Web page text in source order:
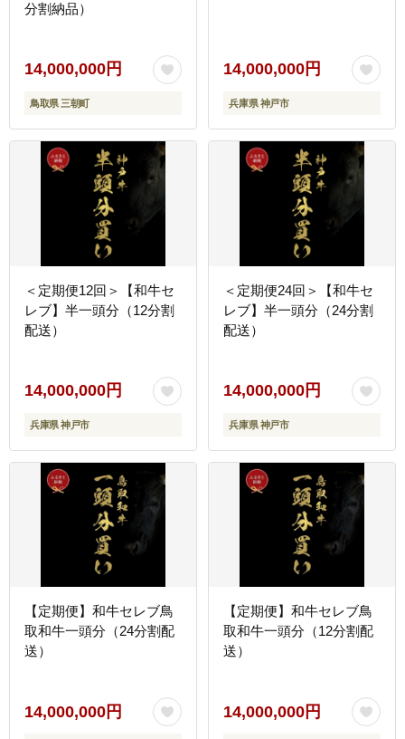
分割納品）
14,000,000円
鳥取県 三朝町
14,000,000円
兵庫県 神戸市
＜定期便12回＞【和牛セ
レブ】半一頭分（12分割
配送）
14,000,000円
兵庫県 神戸市
＜定期便24回＞【和牛セ
レブ】半一頭分（24分割
配送）
14,000,000円
兵庫県 神戸市
【定期便】和牛セレブ鳥
取和牛一頭分（24分割配
送）
14,000,000円
【定期便】和牛セレブ鳥
取和牛一頭分（12分割配
送）
14,000,000円